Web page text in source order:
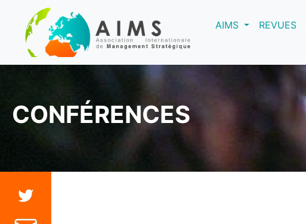
AIMS(current)REVUES
CONFÉRENCES